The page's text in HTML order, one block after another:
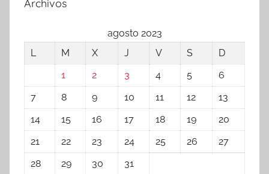
Archivos
agosto 2023
L
M X J V S
D
1
2 3 4 5
6
7
8 9 10 11 12
13
14
15 16 17 18 19
20
21
22 23 24 25 26
27
28
29 30 31